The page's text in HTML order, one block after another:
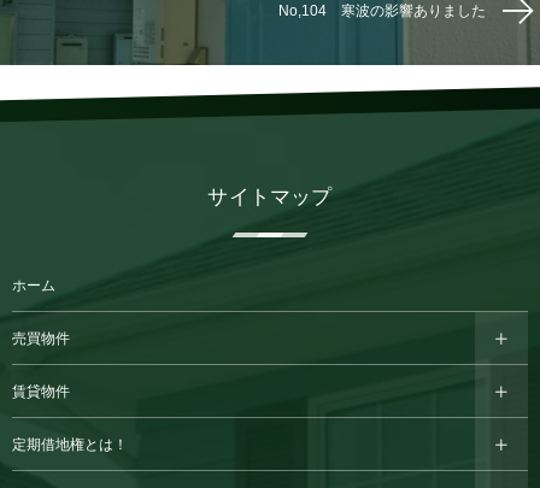
No,104 寒波の影響ありました
サイトマップ
ホーム
売買物件
賃貸物件
定期借地権とは！